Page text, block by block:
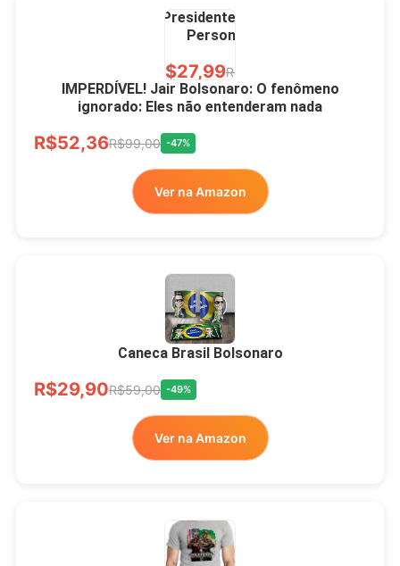
Presidente Porcelana
Personalizada
R$27,99R$49,00
Xícara Bolsonaro
Brasão Deus Acima De
Todos
R$33,00
Ver no MERCADO
LIVRE
IMPERDÍVEL! Jair Bolsonaro: O fenômeno
ignorado: Eles não entenderam nada
R$52,36R$99,00 -47%
Ver na Amazon
Caneca Brasil Bolsonaro
R$29,90R$59,00 -49%
Ver na Amazon